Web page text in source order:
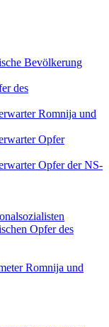
Bevölkerung
des
Romnija und
Opfer
Opfer der NS-
Opfer des
Romnija und